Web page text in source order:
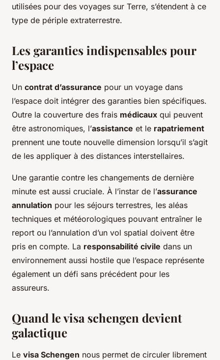
utilisées pour des voyages sur Terre, s’étendent à ce
type de périple extraterrestre.
Les garanties indispensables pour
l’espace
Un contrat d’assurance pour un voyage dans
l’espace doit intégrer des garanties bien spécifiques.
Outre la couverture des frais médicaux qui peuvent
être astronomiques, l’assistance et le rapatriement
prennent une toute nouvelle dimension lorsqu’il s’agit
de les appliquer à des distances interstellaires.
Une garantie contre les changements de dernière
minute est aussi cruciale. À l’instar de l’assurance
annulation pour les séjours terrestres, les aléas
techniques et météorologiques pouvant entraîner le
report ou l’annulation d’un vol spatial doivent être
pris en compte. La responsabilité civile dans un
environnement aussi hostile que l’espace représente
également un défi sans précédent pour les
assureurs.
Quand le visa schengen devient
galactique
Le visa Schengen nous permet de circuler librement